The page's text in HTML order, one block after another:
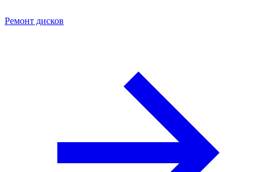
Ремонт дисков